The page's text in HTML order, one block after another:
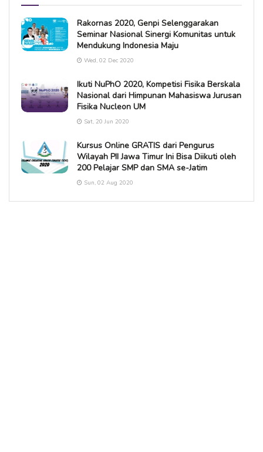
Rakornas 2020, Genpi Selenggarakan
Seminar Nasional Sinergi Komunitas untuk
Mendukung Indonesia Maju
Wed, 02 Dec 2020
Ikuti NuPhO 2020, Kompetisi Fisika Berskala
Nasional dari Himpunan Mahasiswa Jurusan
Fisika Nucleon UM
Sat, 20 Jun 2020
Kursus Online GRATIS dari Pengurus
Wilayah PII Jawa Timur Ini Bisa Diikuti oleh
200 Pelajar SMP dan SMA se-Jatim
Sun, 02 Aug 2020